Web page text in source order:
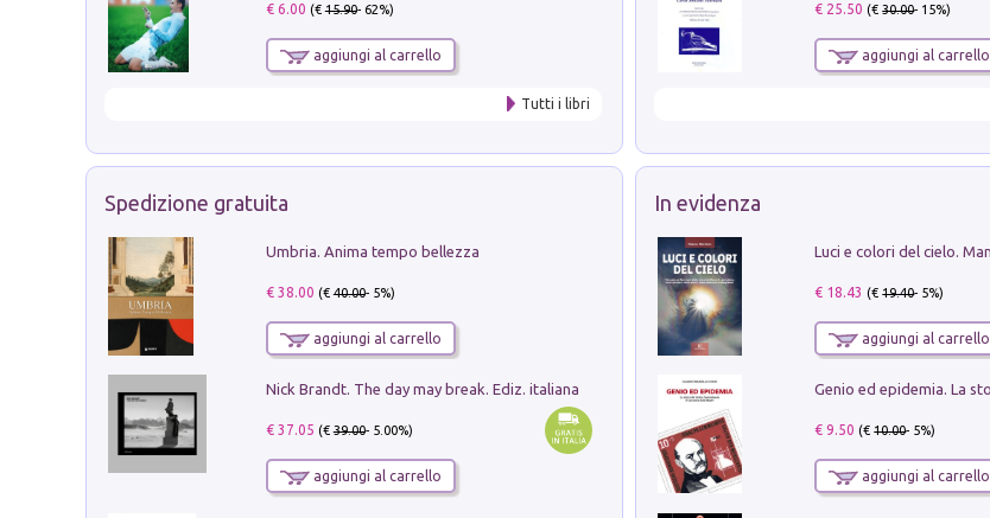
€ 6.00 (€15.90- 62%)
aggiungi al carrello
Tutti i libri
€ 25.50 (€30.00- 15%)
aggiungi al carrello
Spedizione gratuita
Umbria. Anima tempo bellezza
€ 38.00 (€40.00- 5%)
aggiungi al carrello
Nick Brandt. The day may break. Ediz. italiana
€ 37.05 (€39.00- 5.00%)
aggiungi al carrello
In evidenza
€ 18.43 (€19.40- 5%)
aggiungi al carrello
€ 9.50 (€10.00- 5%)
aggiungi al carrello